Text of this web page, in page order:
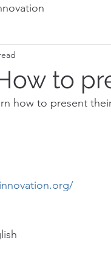
to
how to present